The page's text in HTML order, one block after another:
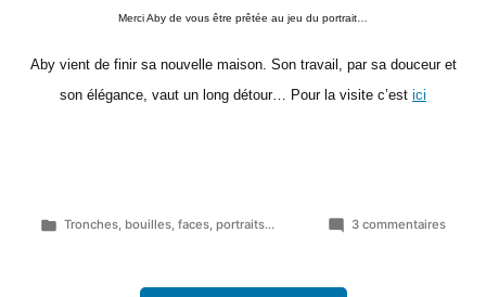
Merci Aby de vous être prêtée au jeu du portrait…
Aby vient de finir sa nouvelle maison. Son travail, par sa douceur et
son élégance, vaut un long détour… Pour la visite c’est ici
Publié
Tronches, bouilles, faces, portraits... 3 commentairessur